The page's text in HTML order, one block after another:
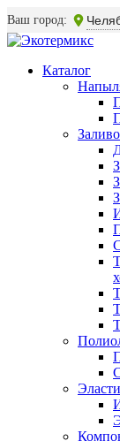
Ваш город:
Каталог